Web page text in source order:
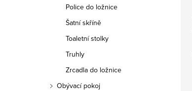
Police do ložnice
Šatní skříně
Toaletní stolky
Truhly
Zrcadla do ložnice
Obývací pokoj